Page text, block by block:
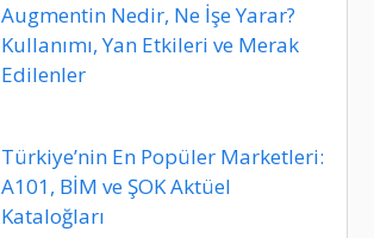
Augmentin Nedir, Ne İşe Yarar?
Kullanımı, Yan Etkileri ve Merak
Edilenler
Türkiye’nin En Popüler Marketleri:
A101, BİM ve ŞOK Aktüel
Kataloğları